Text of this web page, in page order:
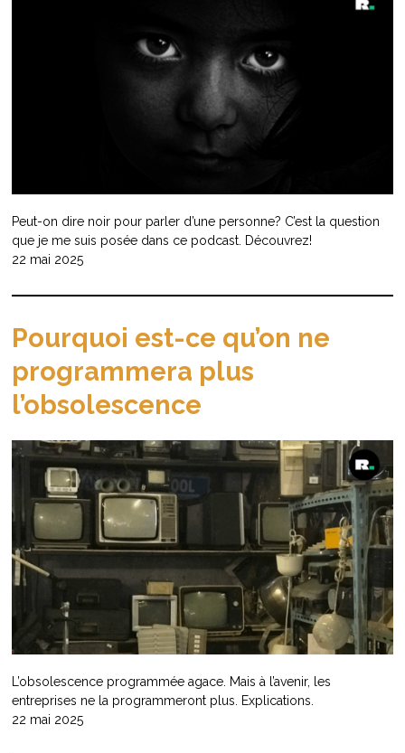
Peut-on dire noir pour parler d’une personne? C’est la question
que je me suis posée dans ce podcast. Découvrez!
22 mai 2025
Pourquoi est-ce qu’on ne
programmera plus
l’obsolescence
L’obsolescence programmée agace. Mais à l’avenir, les
entreprises ne la programmeront plus. Explications.
22 mai 2025